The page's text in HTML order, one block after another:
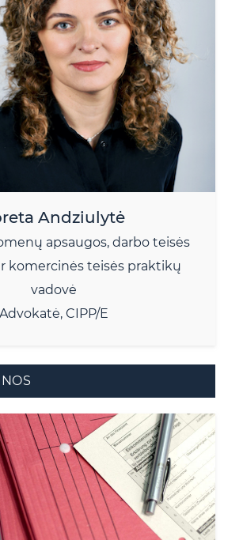
Andziulytė
apsaugos, darbo teisės
komercinės teisės praktikų
vadovė
Advokatė, CIPP/E